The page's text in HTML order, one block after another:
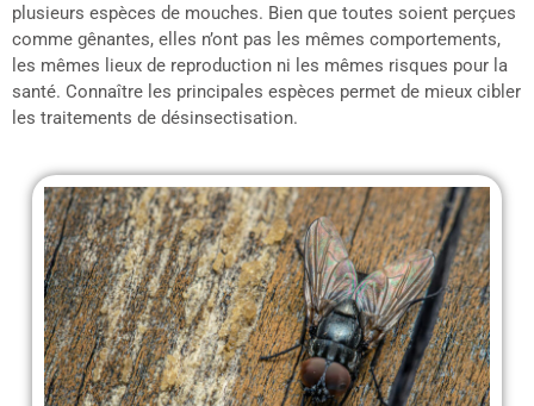
plusieurs espèces de mouches. Bien que toutes soient perçues
comme gênantes, elles n’ont pas les mêmes comportements,
les mêmes lieux de reproduction ni les mêmes risques pour la
santé. Connaître les principales espèces permet de mieux cibler
les traitements de désinsectisation.